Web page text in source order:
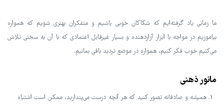
ما زمانی یاد گرفته‌ایم که شکاکان خوبی باشیم و متفکران بهتری شویم که همواره
بیاموزیم در مواجه با ابزار آزاردهنده و بسیار غیرقابل اعتمادی که با آن به سختی تلاش
می‌کنیم خوب فکر کنیم، همواره در موضع تردید باقی بمانیم.
مانور ذهنی
همیشه و صادقانه تصور کنید که هر آنچه درست می‌پندارید، ممکن است اشتباه